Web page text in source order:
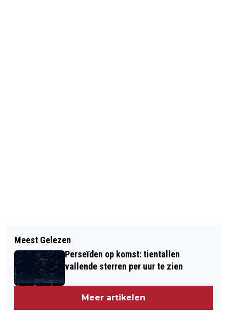
IS KREEG NAAR SCHATTING TOT 36
MILJOEN EURO LOSGELD
VINDER VAN BABY'TJE:
VOORBESTEMD HEM TE VINDEN
Meest Gelezen
Perseïden op komst: tientallen
vallende sterren per uur te zien
Meer artikelen